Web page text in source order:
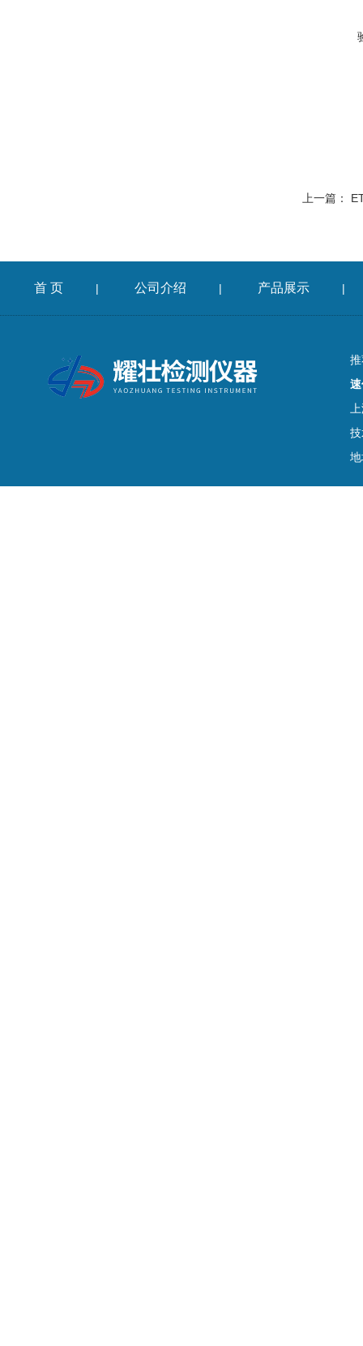
上一篇：
首 页 | 公司介绍 | 产品展示 |